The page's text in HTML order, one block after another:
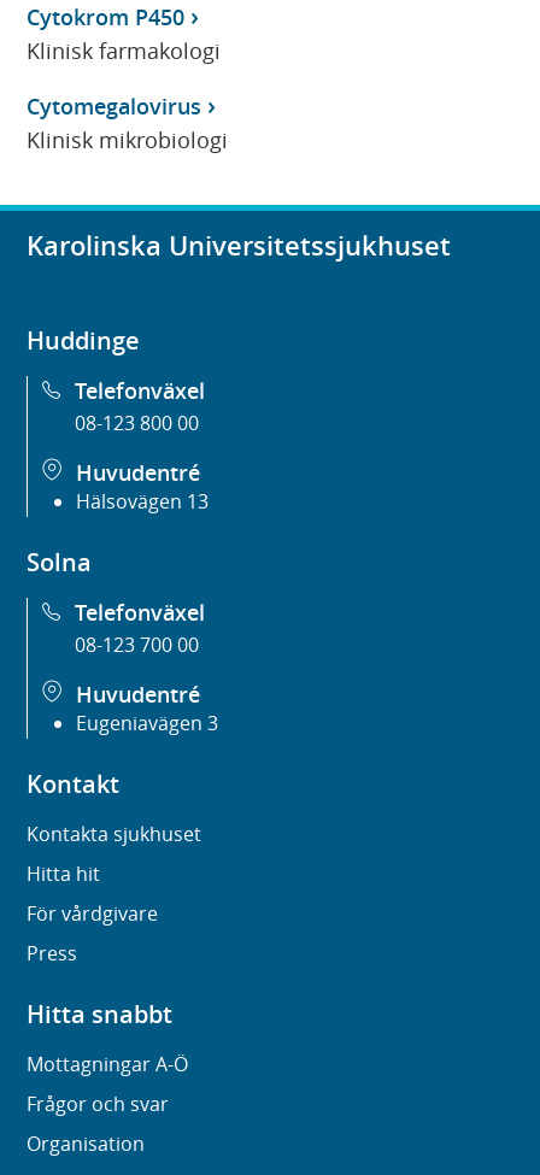
Cytokrom P450
Klinisk farmakologi
Cytomegalovirus
Klinisk mikrobiologi
Karolinska Universitetssjukhuset
Huddinge
Telefonväxel
08-123 800 00
Huvudentré
Hälsovägen 13
Solna
Telefonväxel
08-123 700 00
Huvudentré
Eugeniavägen 3
Kontakt
Kontakta sjukhuset
Hitta hit
För vårdgivare
Press
Hitta snabbt
Mottagningar A-Ö
Frågor och svar
Organisation